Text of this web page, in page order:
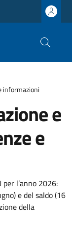
informazioni
e
e
l’anno 2026:
e del saldo (16
della